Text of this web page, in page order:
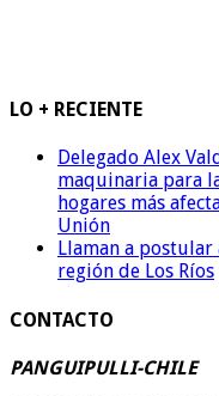
LO + RECIENTE
Delegado Alex
maquinaria para
hogares más
Unión
Llaman a
región de Los Ríos
CONTACTO
PANGUIPULLI-CHILE